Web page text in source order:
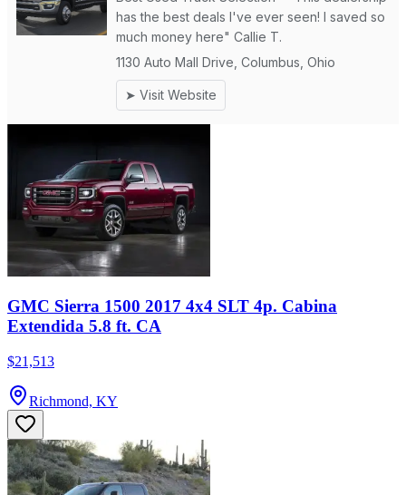
GMC Sierra 1500 2017 4x4 SLT 4p. Cabina
Extendida 5.8 ft. CA
$21,513
Richmond, KY